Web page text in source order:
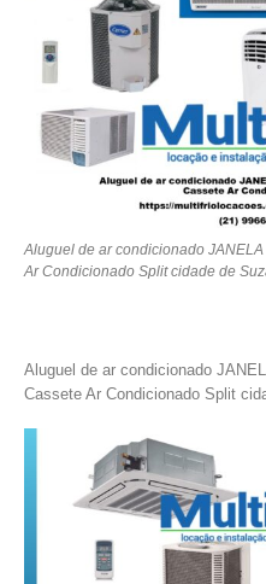
Aluguel de ar condicionado
Ar Condicionado Split cidade de
Aluguel de ar condicionado
Cassete Ar Condicionado Split